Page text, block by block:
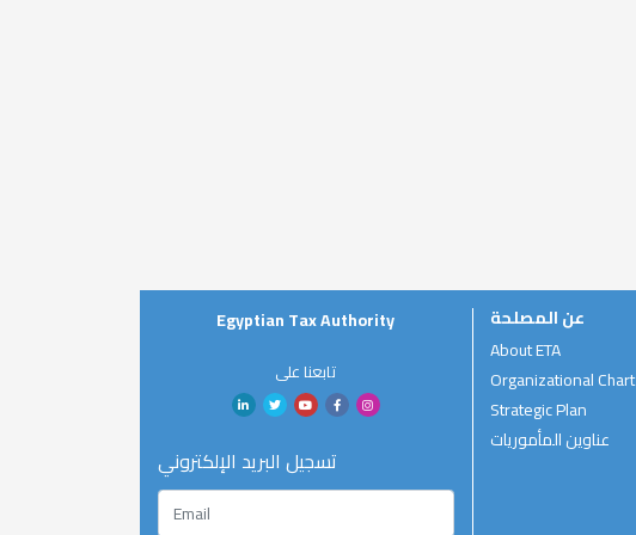
Egyptian Tax Authority
تابعنا على
تسجيل البريد الإلكتروني
عن المصلحة
About ETA
Organizational Chart
Strategic Plan
عناوين المأموريات